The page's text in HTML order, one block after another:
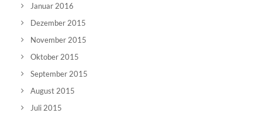
Januar 2016
Dezember 2015
November 2015
Oktober 2015
September 2015
August 2015
Juli 2015